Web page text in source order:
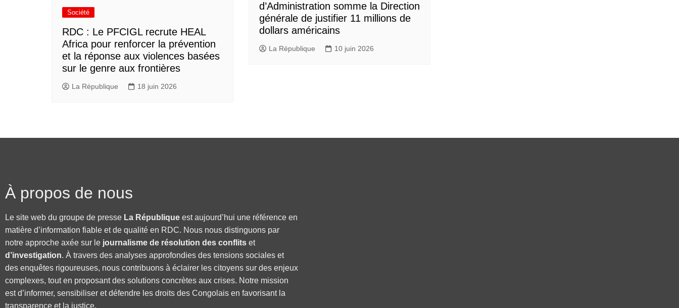
Société
RDC : Le PFCIGL recrute HEAL
Africa pour renforcer la prévention
et la réponse aux violences basées
sur le genre aux frontières
La République 18 juin 2026
d’Administration somme la Direction
générale de justifier 11 millions de
dollars américains
La République 10 juin 2026
À propos de nous
Le site web du groupe de presse La République est aujourd’hui une référence en
matière d’information fiable et de qualité en RDC. Nous nous distinguons par
notre approche axée sur le journalisme de résolution des conflits et
d’investigation. À travers des analyses approfondies des tensions sociales et
des enquêtes rigoureuses, nous contribuons à éclairer les citoyens sur des enjeux
complexes, tout en proposant des solutions concrètes aux crises. Notre mission
est d’informer, sensibiliser et défendre les droits des Congolais en favorisant la
transparence et la justice.